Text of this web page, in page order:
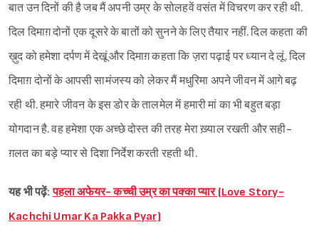
बात उन दिनों की है जब मैं अपनी उम्र के सोलहवें वसंत में विचरण कर रही थी.
दिल दिमाग़ दोनों एक दूसरे के बातों को सुनने के लिए तैयार नहीं. दिल कहता की
ख़ुद को हमेशा दर्पण में देखूं और दिमाग़ कहता कि ज़रा पढ़ाई पर ध्यान दे लूं. दिल
दिमाग़ दोनों के आपसी सामंजस्य को लेकर मैं मधुरिमा अपने जीवन में आगे बढ़
रही थी. हमारे जीवन के इस डोर के तालमेल में हमारी मां का भी बहुत बड़ा
योगदान है. वह हमेशा एक अच्छे दोस्त की तरह मेरा ख़्याल रखती और सही-
ग़लत का बड़े प्यार से दिशा निर्देश करती रहती थी.
यह भी पढ़ें:पहला अफेयर- कच्ची उम्र का पक्का प्यार (Love Story-
Kachchi Umar Ka Pakka Pyar)